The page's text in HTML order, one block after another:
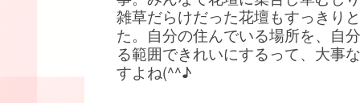
雑草だらけだった花壇もすっきり
た。自分の住んでいる場所を、自
る範囲できれいにするって、大事
すよね(^^♪